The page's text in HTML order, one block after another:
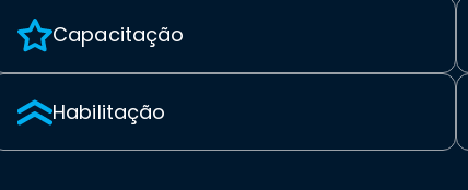
Capacitação
Habilitação